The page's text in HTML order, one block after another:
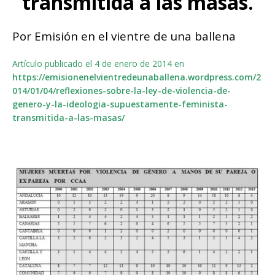
Por Emisión en el vientre de una ballena
Artículo publicado el 4 de enero de 2014 en
https://emisionenelvientredeunaballena.wordpress.com/2
014/01/04/reflexiones-sobre-la-ley-de-violencia-de-
genero-y-la-ideologia-supuestamente-feminista-
transmitida-a-las-masas/